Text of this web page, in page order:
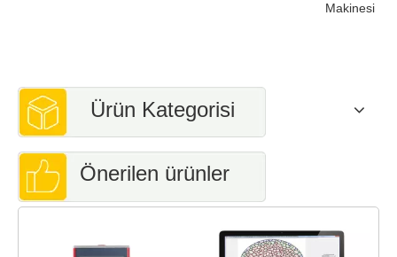
Makinesi
Ürün Kategorisi
Önerilen ürünler